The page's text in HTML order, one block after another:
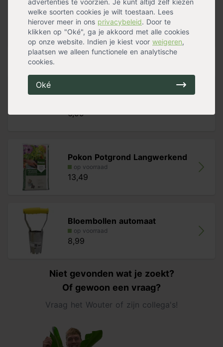
advertenties te voorzien. Je kunt altijd zelf kiezen
welke soorten cookies je wilt toestaan. Lees
hierover meer in ons privacybeleid. Door te
klikken op "Oké", ga je akkoord met alle cookies
op onze website. Indien je kiest voor weigeren,
plaatsen we alleen functionele en analytische
cookies.
Oké
Bloeiperiode
Voorjaarsbloeier
Standplaats
Halfschaduw ,Zon
Maximalehoogte
30 cm
Bloemkleur
Wit
Meer specificaties »
Handig voor erbij
Tuinknielkussen
6,99
Pokon Potgrond Langwerkend
op voorraad
13,49
Bloembollen automaat
op voorraad
8,99
Niet gevonden wat je zoekt?
Of gewoon een vraag?
Vraag het Wouter of zijn collega's!